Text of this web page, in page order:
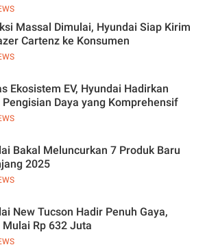
Massal Dimulai, Hyundai Siap Kirim
Cartenz ke Konsumen
Ekosistem EV, Hyundai Hadirkan
Pengisian Daya yang Komprehensif
Bakal Meluncurkan 7 Produk Baru
2025
New Tucson Hadir Penuh Gaya,
Mulai Rp 632 Juta